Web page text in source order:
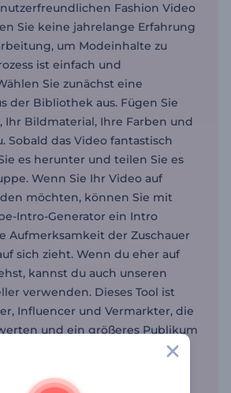
Fashion Video
Sie keine jahrelange Erfahrung
um Modeinhalte zu
ist einfach und
Sie zunächst eine
der Bibliothek aus. Fügen Sie
Ihr Bildmaterial, Ihre Farben und
Sobald das Video fantastisch
es herunter und teilen Sie es
Wenn Sie Ihr Video auf
möchten, können Sie mit
Intro-Generator ein Intro
Aufmerksamkeit der Zuschauer
sich zieht. Wenn du eher auf
kannst du auch unseren
verwenden. Dieses Tool ist
Influencer und Vermarkter, die
und ein größeres Publikum
Ganz gleich, ob Sie für eine
oder ein Mode-Event
Renderforest wird die